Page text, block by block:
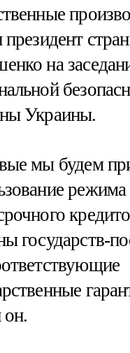
президент
на
Украины.
мы будем
режима
государств-
он.